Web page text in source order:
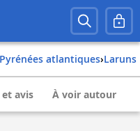
pyrénées atlantiques› laruns
avis À voir autour